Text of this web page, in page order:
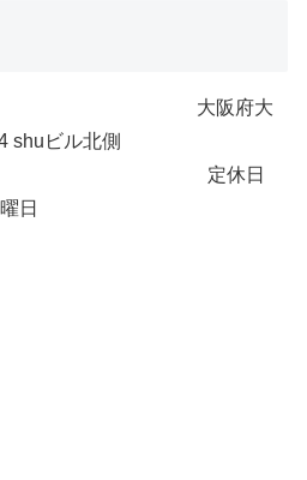
大阪府大
shuビル北側
休日
日